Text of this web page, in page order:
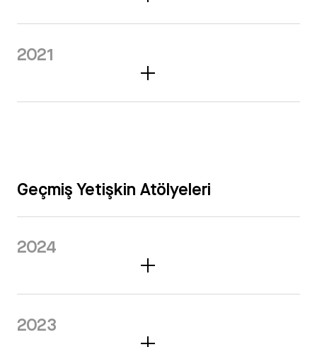
2021
Geçmiş Yetişkin Atölyeleri
2024
2023